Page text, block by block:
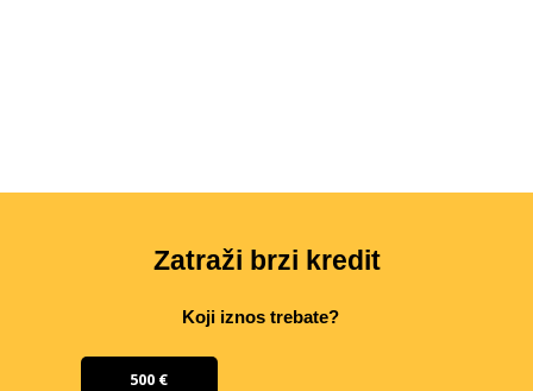
Zatraži brzi kredit
Koji iznos trebate?
500 €